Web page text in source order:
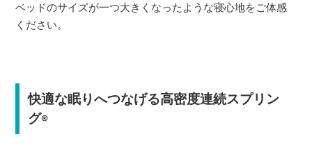
ベッドのサイズが一つ大きくなったような寝心地をご体感
ください。
快適な眠りへつなげる高密度連続スプリン
グ®